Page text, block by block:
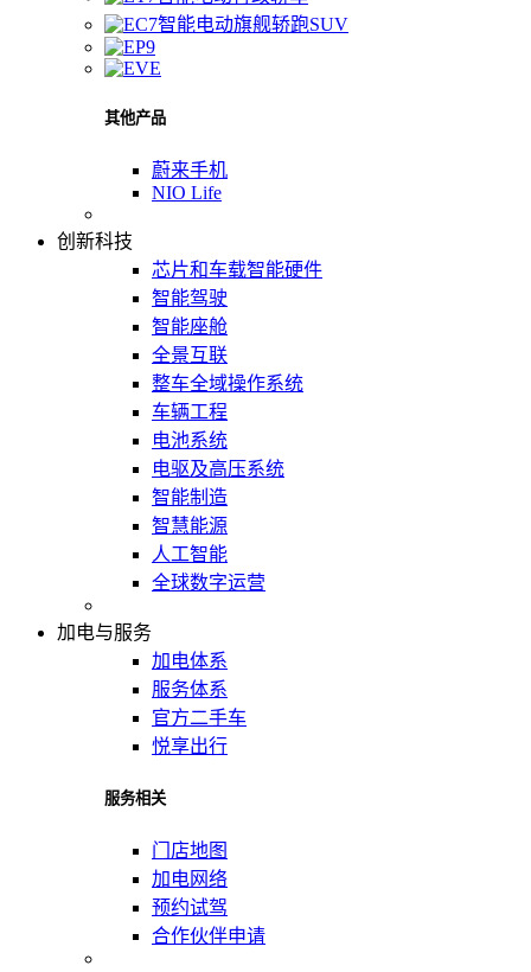
智能电动旗舰轿跑SUV
其他产品
蔚来手机
NIO Life
创新科技
芯片和车载智能硬件
智能驾驶
智能座舱
全景互联
整车全域操作系统
车辆工程
电池系统
电驱及高压系统
智能制造
智慧能源
人工智能
全球数字运营
加电与服务
加电体系
服务体系
官方二手车
悦享出行
服务相关
门店地图
加电网络
预约试驾
合作伙伴申请